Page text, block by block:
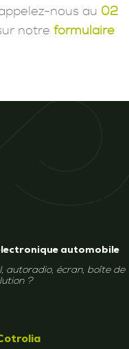
nous au 02
notre formulaire
automobile
autoradio, écran, boîte de
?